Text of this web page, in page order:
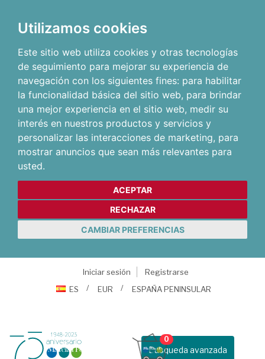
Utilizamos cookies
Este sitio web utiliza cookies y otras tecnologías
de seguimiento para mejorar su experiencia de
navegación con los siguientes fines: para habilitar
la funcionalidad básica del sitio web, para brindar
una mejor experiencia en el sitio web, medir su
interés en nuestros productos y servicios y
personalizar las interacciones de marketing, para
mostrar anuncios que sean más relevantes para
usted.
ACEPTAR
RECHAZAR
CAMBIAR PREFERENCIAS
Iniciar sesión
Registrarse
ES
EUR ESPAÑA PENINSULAR
Busqueda avanzada
0